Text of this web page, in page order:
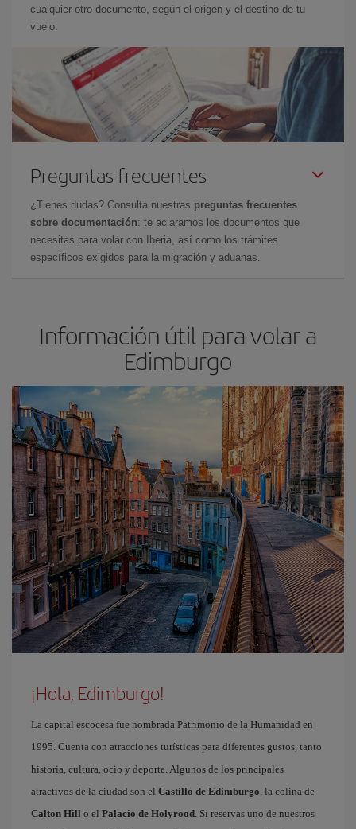
cualquier otro documento, según el origen y el destino de tu
vuelo.
Preguntas frecuentes
¿Tienes dudas? Consulta nuestras preguntas frecuentes
sobre documentación: te aclaramos los documentos que
necesitas para volar con Iberia, así como los trámites
específicos exigidos para la migración y aduanas.
Información útil para volar a
Edimburgo
¡Hola, Edimburgo!
La capital escocesa fue nombrada Patrimonio de la Humanidad en
1995. Cuenta con atracciones turísticas para diferentes gustos, tanto
historia, cultura, ocio y deporte. Algunos de los principales
atractivos de la ciudad son el Castillo de Edimburgo, la colina de
Calton Hill o el Palacio de Holyrood. Si reservas uno de nuestros